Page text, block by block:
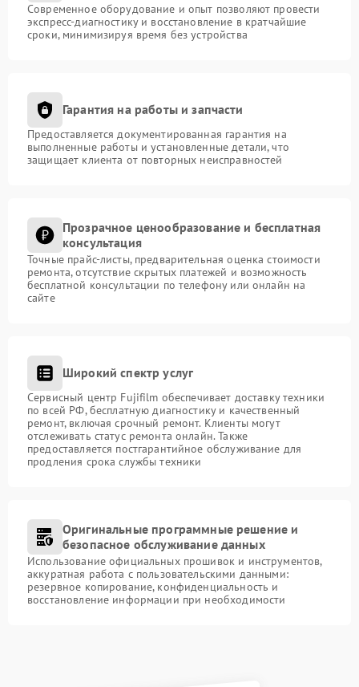
Современное оборудование и опыт позволяют провести
экспресс-диагностику и восстановление в кратчайшие
сроки, минимизируя время без устройства
Гарантия на работы и запчасти
Предоставляется документированная гарантия на
выполненные работы и установленные детали, что
защищает клиента от повторных неисправностей
Прозрачное ценообразование и бесплатная
консультация
Точные прайс-листы, предварительная оценка стоимости
ремонта, отсутствие скрытых платежей и возможность
бесплатной консультации по телефону или онлайн на
сайте
Широкий спектр услуг
Сервисный центр Fujifilm обеспечивает доставку техники
по всей РФ, бесплатную диагностику и качественный
ремонт, включая срочный ремонт. Клиенты могут
отслеживать статус ремонта онлайн. Также
предоставляется постгарантийное обслуживание для
продления срока службы техники
Оригинальные программные решение и
безопасное обслуживание данных
Использование официальных прошивок и инструментов,
аккуратная работа с пользовательскими данными:
резервное копирование, конфиденциальность и
восстановление информации при необходимости